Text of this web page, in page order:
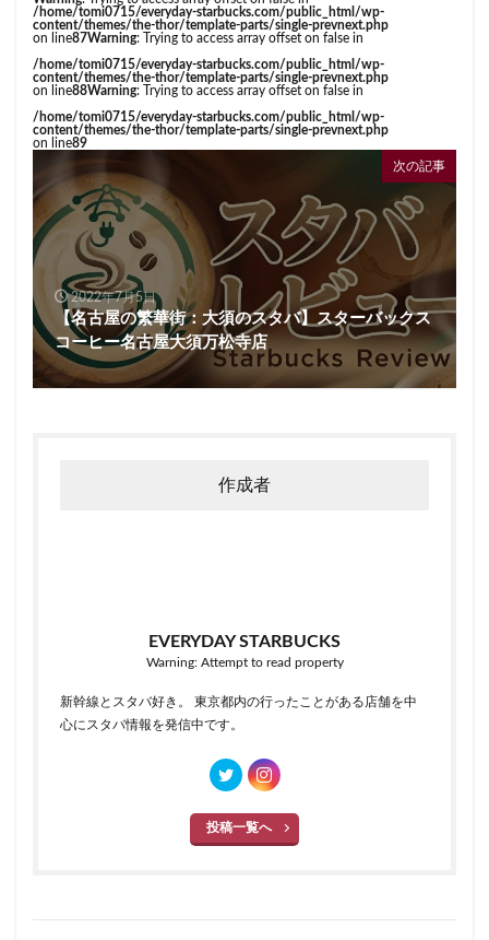
/home/tomi0715/everyday-starbucks.com/public_html/wp-
content/themes/the-thor/template-parts/single-prevnext.php
on line87Warning: Trying to access array offset on false in
/home/tomi0715/everyday-starbucks.com/public_html/wp-
content/themes/the-thor/template-parts/single-prevnext.php
on line88Warning: Trying to access array offset on false in
/home/tomi0715/everyday-starbucks.com/public_html/wp-
content/themes/the-thor/template-parts/single-prevnext.php
on line89
次の記事
2022年7月5日
【名古屋の繁華街：大須のスタバ】スターバックス
コーヒー名古屋大須万松寺店
作成者
EVERYDAY STARBUCKS
Warning: Attempt to read property
新幹線とスタバ好き。 東京都内の行ったことがある店舗を中
心にスタバ情報を発信中です。
投稿一覧へ